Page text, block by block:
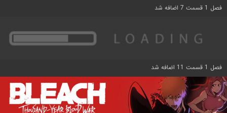
فصل 1 قسمت 7 اضافه شد
فصل 1 قسمت 11 اضافه شد